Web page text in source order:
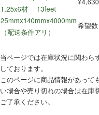
1.25x6材 13feet
25mmx140mmx4000mm
（配送条件アリ）
希望数
当ページでは在庫状況に関わら
しております。
このページに商品情報があって
い場合や売り切れの場合は在庫
ご了承ください。